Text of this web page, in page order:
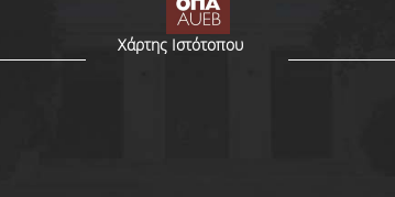
Χάρτης Ιστότοπου